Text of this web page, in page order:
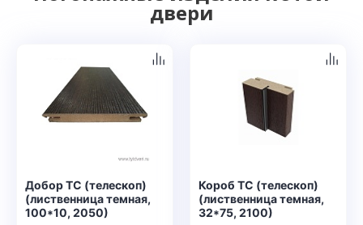
двери
Добор ТС (телескоп)
(лиственница темная,
100*10, 2050)
Короб ТС (телескоп)
(лиственница темная,
32*75, 2100)